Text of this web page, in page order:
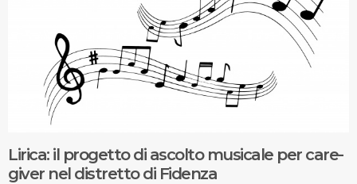
Lirica: il progetto di ascolto musicale per care-
giver nel distretto di Fidenza